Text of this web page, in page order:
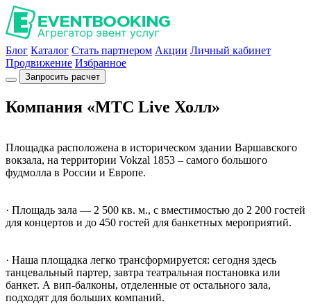
Блог Каталог Стать партнером Акции Личный кабинет
Продвижение Избранное
Запросить расчет
Компания «МТС Live Холл»
Площадка расположена в историческом здании Варшавского
вокзала, на территории Vokzal 1853 – cамого большого
фудмолла в России и Европе.
· Площадь зала — 2 500 кв. м., с вместимостью до 2 200 гостей
для концертов и до 450 гостей для банкетных мероприятий.
· Наша площадка легко трансформируется: сегодня здесь
танцевальный партер, завтра театральная постановка или
банкет. А вип-балконы, отделенные от остального зала,
подходят для больших компаний.